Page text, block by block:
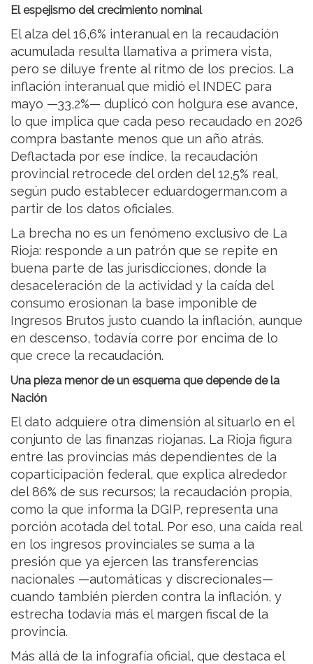
El espejismo del crecimiento nominal
El alza del 16,6% interanual en la recaudación
acumulada resulta llamativa a primera vista,
pero se diluye frente al ritmo de los precios. La
inflación interanual que midió el INDEC para
mayo —33,2%— duplicó con holgura ese avance,
lo que implica que cada peso recaudado en 2026
compra bastante menos que un año atrás.
Deflactada por ese índice, la recaudación
provincial retrocede del orden del 12,5% real,
según pudo establecer eduardogerman.com a
partir de los datos oficiales.
La brecha no es un fenómeno exclusivo de La
Rioja: responde a un patrón que se repite en
buena parte de las jurisdicciones, donde la
desaceleración de la actividad y la caída del
consumo erosionan la base imponible de
Ingresos Brutos justo cuando la inflación, aunque
en descenso, todavía corre por encima de lo
que crece la recaudación.
Una pieza menor de un esquema que depende de la
Nación
El dato adquiere otra dimensión al situarlo en el
conjunto de las finanzas riojanas. La Rioja figura
entre las provincias más dependientes de la
coparticipación federal, que explica alrededor
del 86% de sus recursos; la recaudación propia,
como la que informa la DGIP, representa una
porción acotada del total. Por eso, una caída real
en los ingresos provinciales se suma a la
presión que ya ejercen las transferencias
nacionales —automáticas y discrecionales—
cuando también pierden contra la inflación, y
estrecha todavía más el margen fiscal de la
provincia.
Más allá de la infografía oficial, que destaca el